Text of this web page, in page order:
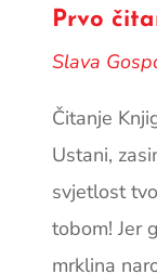
Prvo
Slava
Čitanje
Ustani,
svjetlost
tobom! Jer
mrklina